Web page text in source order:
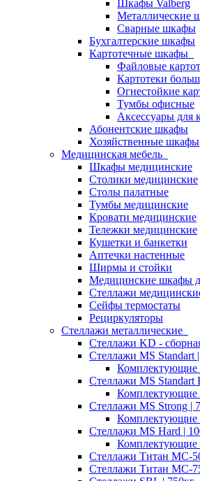
Шкафы Valberg
Металлические
Сварные шкафы
Бухгалтерские шкафы
Картотечные шкафы
Файловые
Картотеки
Огнестойкие
Тумбы офисные
Аксессуары для
Абонентские шкафы
Хозяйственные шкафы
Медицинская мебель
Шкафы медицинские
Столики медицинские
Столы палатные
Тумбы медицинские
Кровати медицинские
Тележки медицинские
Кушетки и банкетки
Аптечки настенные
Ширмы и стойки
Медицинские шкафы
Стеллажи
Сейфы термостаты
Рециркуляторы
Стеллажи металлические
Стеллажи KD -
Стеллажи MS Standart
Комплектующие
Стеллажи MS Standart
Комплектующие
Стеллажи MS Strong |
Комплектующие
Стеллажи MS Hard |
Комплектующие
Стеллажи Титан МС-
Стеллажи Титан МС-